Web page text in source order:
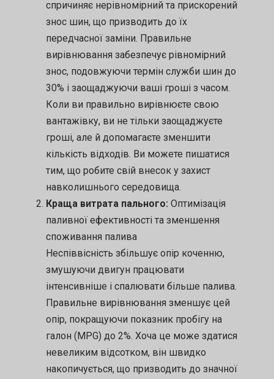
спричиняє нерівномірний та прискорений
знос шин, що призводить до їх
передчасної заміни. Правильне
вирівнювання забезпечує рівномірний
знос, подовжуючи термін служби шин до
30% і заощаджуючи ваші гроші з часом.
Коли ви правильно вирівнюєте свою
вантажівку, ви не тільки заощаджуєте
гроші, але й допомагаєте зменшити
кількість відходів. Ви можете пишатися
тим, що робите свій внесок у захист
навколишнього середовища.
Краща витрата пального: Оптимізація
паливної ефективності та зменшення
споживання палива
Неспіввісність збільшує опір коченню,
змушуючи двигун працювати
інтенсивніше і спалювати більше палива.
Правильне вирівнювання зменшує цей
опір, покращуючи показник пробігу на
галон (MPG) до 2%. Хоча це може здатися
невеликим відсотком, він швидко
накопичується, що призводить до значної